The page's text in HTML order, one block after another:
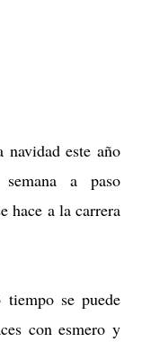
navidad este año
a paso
hace a la carrera
tiempo se puede
con esmero y